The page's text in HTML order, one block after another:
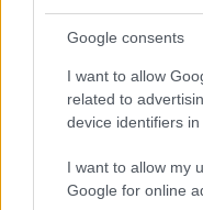
Google consents
I want to allow
related to
device identifiers in
I want to allow my
Google for online